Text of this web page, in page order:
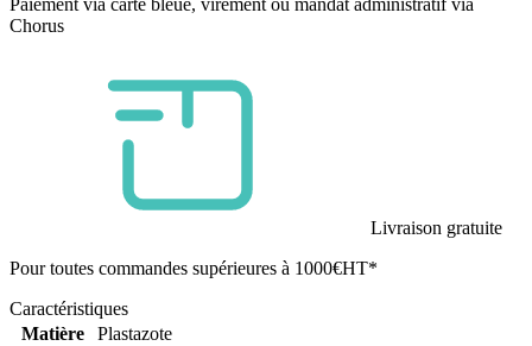
Paiement via carte bleue, virement ou mandat administratif via
Chorus
Livraison gratuite
Pour toutes commandes supérieures à 1000€HT*
Caractéristiques
Matière
Plastazote